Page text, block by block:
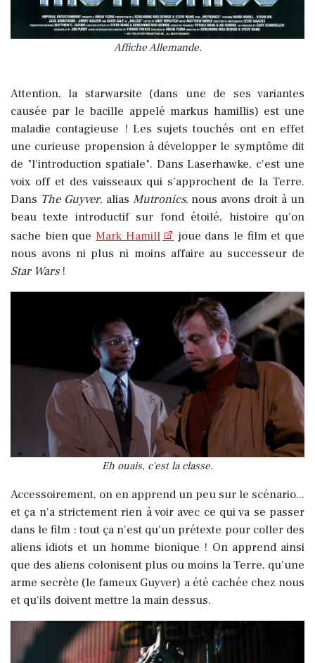
Affiche Allemande.
Attention, la starwarsite (dans une de ses variantes
causée par le bacille appelé markus hamillis) est une
maladie contagieuse ! Les sujets touchés ont en effet
une curieuse propension à développer le symptôme dit
de "l'introduction spatiale". Dans Laserhawke, c'est une
voix off et des vaisseaux qui s'approchent de la Terre.
Dans The Guyver, alias Mutronics, nous avons droit à un
beau texte introductif sur fond étoilé, histoire qu'on
sache bien que Mark Hamill
joue dans le film et que
nous avons ni plus ni moins affaire au successeur de
Star Wars!
Eh ouais, c'est la classe.
Accessoirement, on en apprend un peu sur le scénario...
et ça n'a strictement rien à voir avec ce qui va se passer
dans le film : tout ça n'est qu'un prétexte pour coller des
aliens idiots et un homme bionique ! On apprend ainsi
que des aliens colonisent plus ou moins la Terre, qu'une
arme secrète (le fameux Guyver) a été cachée chez nous
et qu'ils doivent mettre la main dessus.